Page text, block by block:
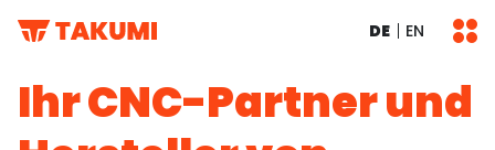
DE EN
Ihr CNC-Partner und